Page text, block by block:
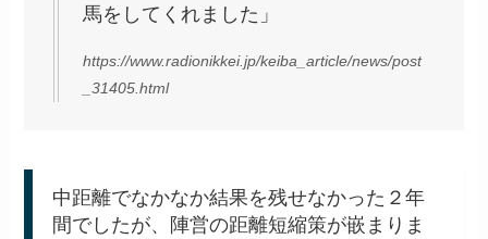
馬をしてくれました」
https://www.radionikkei.jp/keiba_article/news/post
_31405.html
中距離でなかなか結果を残せなかった２年
間でしたが、陣営の距離短縮策が嵌まりま